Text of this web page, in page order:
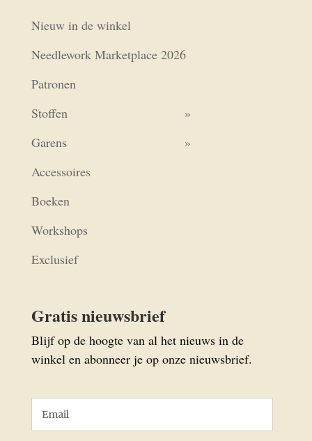
Nieuw in de winkel
Needlework Marketplace 2026
Patronen
Stoffen
Garens
Accessoires
Boeken
Workshops
Exclusief
Gratis nieuwsbrief
Blijf op de hoogte van al het nieuws in de
winkel en abonneer je op onze nieuwsbrief.